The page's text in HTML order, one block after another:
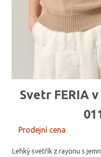
Svetr FERIA
Prodejní cena
Lehký svetřík z rayonu s